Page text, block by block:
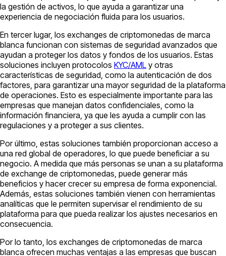
la gestión de activos, lo que ayuda a garantizar una
experiencia de negociación fluida para los usuarios.
En tercer lugar, los exchanges de criptomonedas de marca
blanca funcionan con sistemas de seguridad avanzados que
ayudan a proteger los datos y fondos de los usuarios. Estas
soluciones incluyen protocolos KYC/AML y otras
características de seguridad, como la autenticación de dos
factores, para garantizar una mayor seguridad de la plataforma
de operaciones. Esto es especialmente importante para las
empresas que manejan datos confidenciales, como la
información financiera, ya que les ayuda a cumplir con las
regulaciones y a proteger a sus clientes.
Por último, estas soluciones también proporcionan acceso a
una red global de operadores, lo que puede beneficiar a su
negocio. A medida que más personas se unan a su plataforma
de exchange de criptomonedas, puede generar más
beneficios y hacer crecer su empresa de forma exponencial.
Además, estas soluciones también vienen con herramientas
analíticas que le permiten supervisar el rendimiento de su
plataforma para que pueda realizar los ajustes necesarios en
consecuencia.
Por lo tanto, los exchanges de criptomonedas de marca
blanca ofrecen muchas ventajas a las empresas que buscan